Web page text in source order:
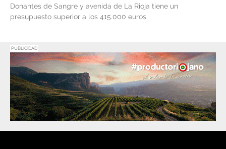
Donantes de Sangre y avenida de La Rioja tiene un
presupuesto superior a los 415.000 euros
PUBLICIDAD